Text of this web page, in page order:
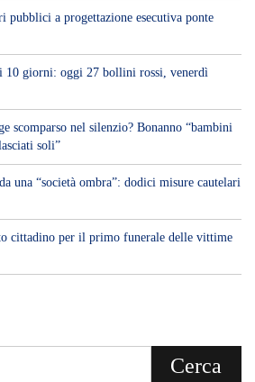
a progettazione esecutiva ponte
10 giorni: oggi 27 bollini rossi, venerdì
scomparso nel silenzio? Bonanno “bambini
soli”
una “società ombra”: dodici misure cautelari
cittadino per il primo funerale delle vittime